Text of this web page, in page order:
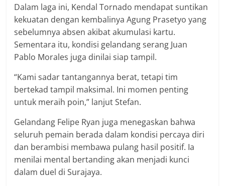
Dalam laga ini, Kendal Tornado mendapat suntikan
kekuatan dengan kembalinya Agung Prasetyo yang
sebelumnya absen akibat akumulasi kartu.
Sementara itu, kondisi gelandang serang Juan
Pablo Morales juga dinilai siap tampil.
“Kami sadar tantangannya berat, tetapi tim
bertekad tampil maksimal. Ini momen penting
untuk meraih poin,” lanjut Stefan.
Gelandang Felipe Ryan juga menegaskan bahwa
seluruh pemain berada dalam kondisi percaya diri
dan berambisi membawa pulang hasil positif. Ia
menilai mental bertanding akan menjadi kunci
dalam duel di Surajaya.